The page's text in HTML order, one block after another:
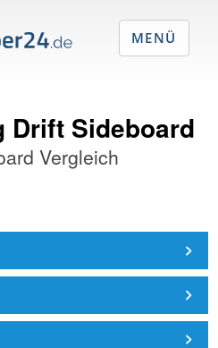
Drift Sideboard
Vergleich
MENÜ